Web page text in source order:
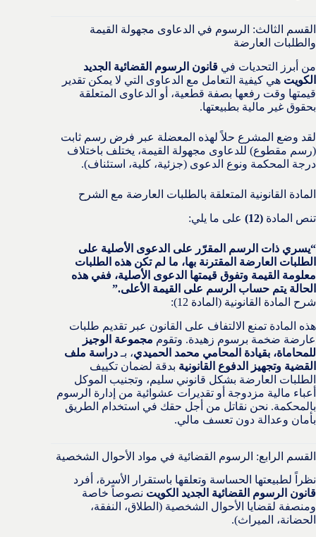
القسم الثالث: الرسوم في الدعاوى مجهولة القيمة
والطلبات العارضة
من أبرز التحديات في قانون الرسوم القضائية الجديد
الكويت هي كيفية التعامل مع الدعاوى التي لا يمكن تقدير
قيمتها وقت رفعها بصفة قطعية، أو الدعاوى المتعلقة
بحقوق غير مالية بطبيعتها.
لقد وضع المشرع حلاً لهذه المعضلة عبر فرض رسم ثابت
(رسم مقطوع) للدعاوى مجهولة القيمة، يختلف باختلاف
درجة المحكمة ونوع الدعوى (جزئية، كلية، استئناف).
المادة القانونية المتعلقة بالطلبات العارضة مع الشرح
تنص المادة (12) على ما يلي:
“يسري ذات الرسم المقرّر على الدعوى الأصلية على
الطلبات العارضة المقترنة بها، ما لم تكن هذه الطلبات
معلومة القيمة وتفوق قيمتها الدعوى الأصلية، ففي هذه
الحالة يتم حساب الرسم على القيمة الأعلى.”
شرح المادة القانونية (المادة 12):
هذه المادة تمنع الالتفاف على القانون عبر تقديم طلبات
عارضة ضخمة برسوم زهيدة. وتقوم مجموعة الوجيز
للمحاماة، بقيادة المحامي محمد الحميدي، بـ دراسة ملف
القضية وتجهيز الدفوع القانونية بدقة لضمان تكييف
الطلبات العارضة بشكل قانوني سليم، وتجنيب الموكل
أعباء مالية مزدوجة أو تقديرات عشوائية من إدارة الرسوم
بالمحكمة. نحن نقاتل من أجل حقك في استخدام الطريق
بأمان وعدالة دون تعسف مالي.
القسم الرابع: الرسوم القضائية في مواد الأحوال الشخصية
نظراً لطبيعتها الحساسة وتعلقها باستقرار الأسرة، أفرد
قانون الرسوم القضائية الجديد الكويت نصوصاً خاصة
ومنصفة لقضايا الأحوال الشخصية (الطلاق، النفقة،
الحضانة، الميراث).